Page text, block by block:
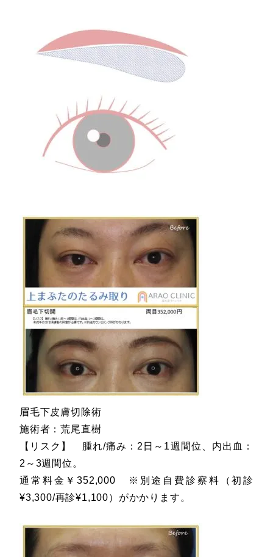
眉毛下皮膚切除術
施術者：荒尾直樹
【リスク】 腫れ/痛み：2日～1週間位、内出血：
2～3週間位。
通常料金￥352,000 ※別途自費診察料（初診
¥3,300/再診¥1,100）がかかります。